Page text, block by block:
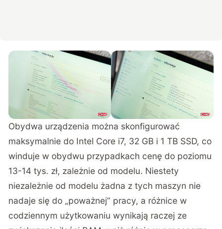
Obydwa urządzenia można skonfigurować
maksymalnie do Intel Core i7, 32 GB i 1 TB SSD, co
winduje w obydwu przypadkach cenę do poziomu
13-14 tys. zł, zależnie od modelu. Niestety
niezależnie od modelu żadna z tych maszyn nie
nadaje się do „poważnej” pracy, a różnice w
codziennym użytkowaniu wynikają raczej ze